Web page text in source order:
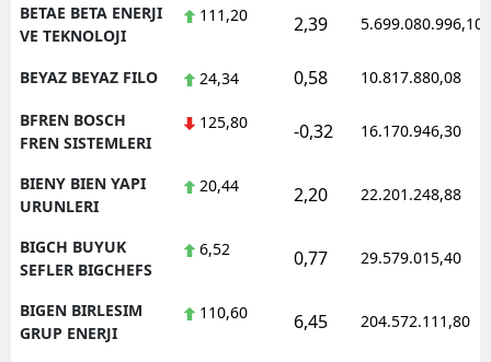
BETAE BETA ENERJI
VE TEKNOLOJI
111,20 2,39 5.699.080.996,10
BEYAZ BEYAZ FILO 24,34 0,58 10.817.880,08
BFREN BOSCH
FREN SISTEMLERI
125,80 -0,32 16.170.946,30
BIENY BIEN YAPI
URUNLERI
20,44 2,20 22.201.248,88
BIGCH BUYUK
SEFLER BIGCHEFS
6,52 0,77 29.579.015,40
BIGEN BIRLESIM
GRUP ENERJI
110,60 6,45 204.572.111,80